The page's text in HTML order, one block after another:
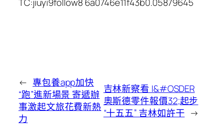
← 專包養app加快
“跑”進新場景 寄遞辦
事激起文旅花費新熱
力
吉林新察看 |&#OSDER
奧斯德零件報價32;起步
“十五五” 吉林如許干 →